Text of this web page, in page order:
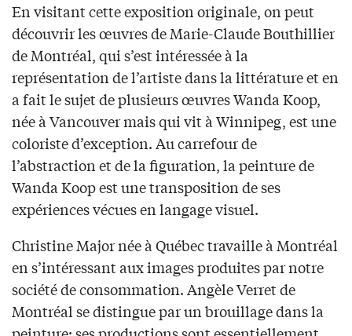
En visitant cette exposition originale, on peut
découvrir les œuvres de Marie-Claude Bouthillier
de Montréal, qui s’est intéressée à la
représentation de l’artiste dans la littérature et en
a fait le sujet de plusieurs œuvres Wanda Koop,
née à Vancouver mais qui vit à Winnipeg, est une
coloriste d’exception. Au carrefour de
l’abstraction et de la figuration, la peinture de
Wanda Koop est une transposition de ses
expériences vécues en langage visuel.
Christine Major née à Québec travaille à Montréal
en s’intéressant aux images produites par notre
société de consommation. Angèle Verret de
Montréal se distingue par un brouillage dans la